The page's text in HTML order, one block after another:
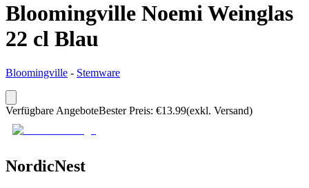
Bloomingville Noemi Weinglas
22 cl Blau
Bloomingville - Stemware
Verfügbare AngeboteBester Preis: €13.99(exkl. Versand)
NordicNest